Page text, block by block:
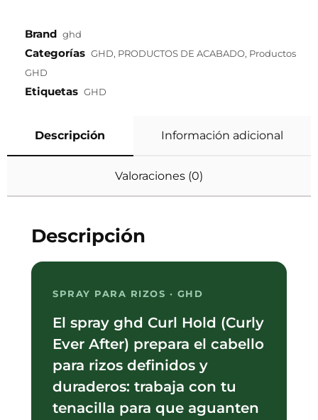
Brand ghd
Categorías GHD, PRODUCTOS DE ACABADO, Productos
GHD
Etiquetas GHD
Descripción Información adicional
Valoraciones (0)
Descripción
SPRAY PARA RIZOS · GHD
El spray ghd Curl Hold (Curly
Ever After) prepara el cabello
para rizos definidos y
duraderos: trabaja con tu
tenacilla para que aguanten